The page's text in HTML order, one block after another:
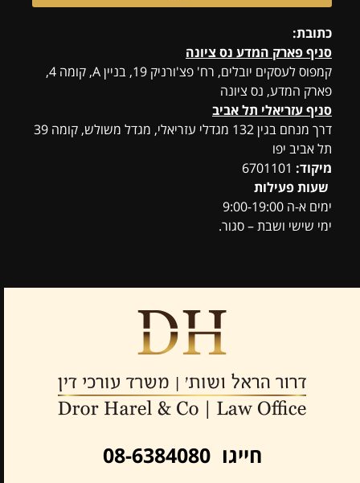
כתובת:
סניף פארק המדע נס ציונה
קמפוס לעסקים יובלים, רח' פצ'ורניק 19, בניין A, קומה 4,
פארק המדע, נס ציונה
סניף עזריאלי תל אביב
דרך מנחם בגין 132 מגדלי עזריאלי, מגדל משולש, קומה 39
תל אביב יפו
מיקוד:
שעות פעילות
ימים א-ה 9:00-19:00
ימי שישי ושבת – סגור.
חייגו 08-6384080